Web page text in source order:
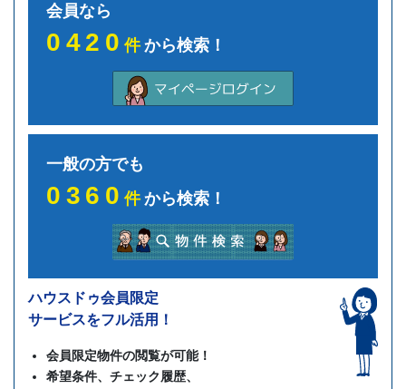
会員なら
0420件から検索！
一般の方でも
0360件から検索！
ハウスドゥ会員限定
サービスをフル活用！
会員限定物件の閲覧が可能！
希望条件、チェック履歴、